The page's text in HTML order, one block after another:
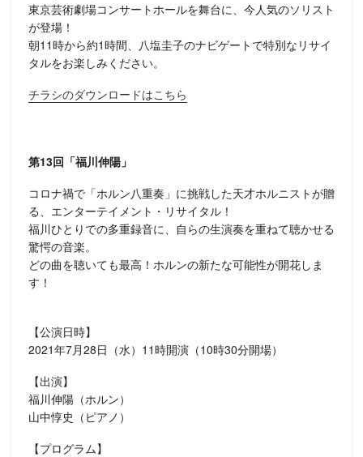
東京芸術劇場コンサートホールを舞台に、今人気のソリスト
が登場！
朝11時から約1時間、八塩圭子のナビゲートで特別なリサイ
タルをお楽しみください。
チラシのダウンロードはこちら
第13回「福川伸陽」
コロナ禍で「ホルン八重奏」に挑戦した天才ホルニストが贈
る、エンターテイメント・リサイタル！
福川ひとりでの多重録音に、自らの生演奏を重ねて聴かせる
驚愕の音楽。
どの曲を聴いても最高！ホルンの新たな可能性が開花しま
す！
【公演日時】
2021年7月28日（水）11時開演（10時30分開場）
【出演】
福川伸陽（ホルン）
山中惇史（ピアノ）
【プログラム】